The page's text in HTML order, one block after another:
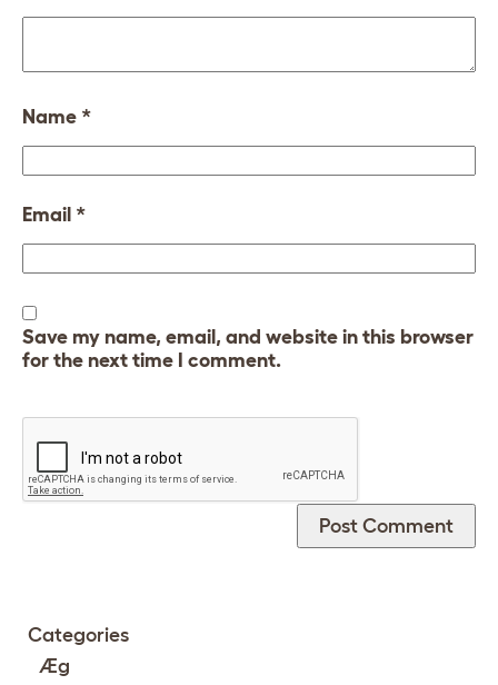
Name *
Email *
Save my name, email, and website in this browser
for the next time I comment.
Categories
Æg